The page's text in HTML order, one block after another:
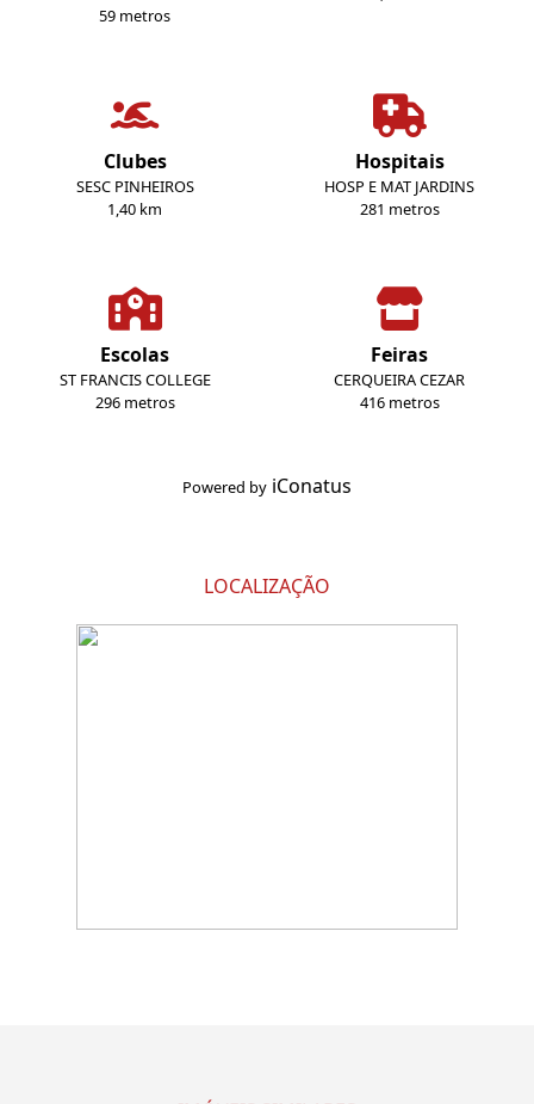
59 metros
Clubes
SESC PINHEIROS
1,40 km
Hospitais
HOSP E MAT JARDINS
281 metros
Escolas
ST FRANCIS COLLEGE
296 metros
Feiras
CERQUEIRA CEZAR
416 metros
Powered by iConatus
LOCALIZAÇÃO